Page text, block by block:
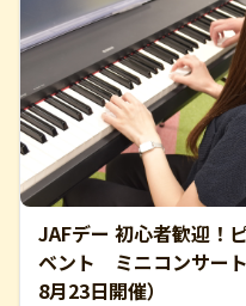
JAFデー 初心者歓迎！
ベント ミニコンサー
8月23日開催）